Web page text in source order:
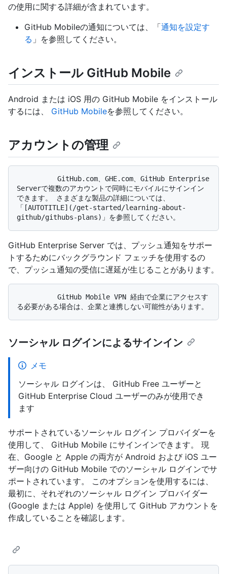
の使用に関する詳細が含まれています。
GitHub Mobileの通知については、「通知を設定す
る 」を参照してください。
インストール GitHub Mobile
Android または iOS 用の GitHub Mobile をインストール
するには、 GitHub Mobileを参照してください。
アカウントの管理
Serverで複数のアカウントで同時にモバイルにサインイン
できます。 さまざまな製品の詳細については、
「[AUTOTITLE](/get-started/learning-about-
GitHub Enterprise Server では、プッシュ通知をサポー
トするためにバックグラウンド フェッチを使用するの
で、プッシュ通知の受信に遅延が生じることがあります。
ソーシャル ログインによるサインイン
メモ
ソーシャル ログインは、 GitHub Free ユーザーと
GitHub Enterprise Cloud ユーザーのみが使用でき
ます
サポートされているソーシャル ログイン プロバイダーを
使用して、 GitHub Mobile にサインインできます。 現
在、Google と Apple の両方が Android および iOS ユー
ザー向けの GitHub Mobile でのソーシャル ログインでサ
ポートされています。 このオプションを使用するには、
最初に、それぞれのソーシャル ログイン プロバイダー
(Google または Apple) を使用して GitHub アカウントを
作成していることを確認します。